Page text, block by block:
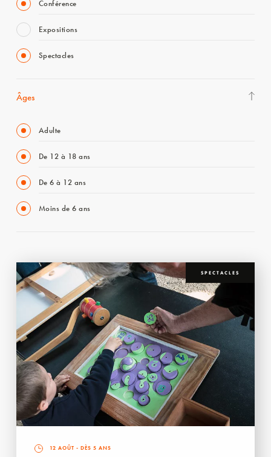
Conférence
Expositions
Spectacles
Âges
Adulte
De 12 à 18 ans
De 6 à 12 ans
Moins de 6 ans
SPECTACLES
12 AOÛT - DÈS 5 ANS